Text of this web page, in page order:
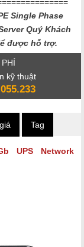
Single Phase
Quý Khách
được hỗ trợ.
kỹ thuật
Tag
UPS Network